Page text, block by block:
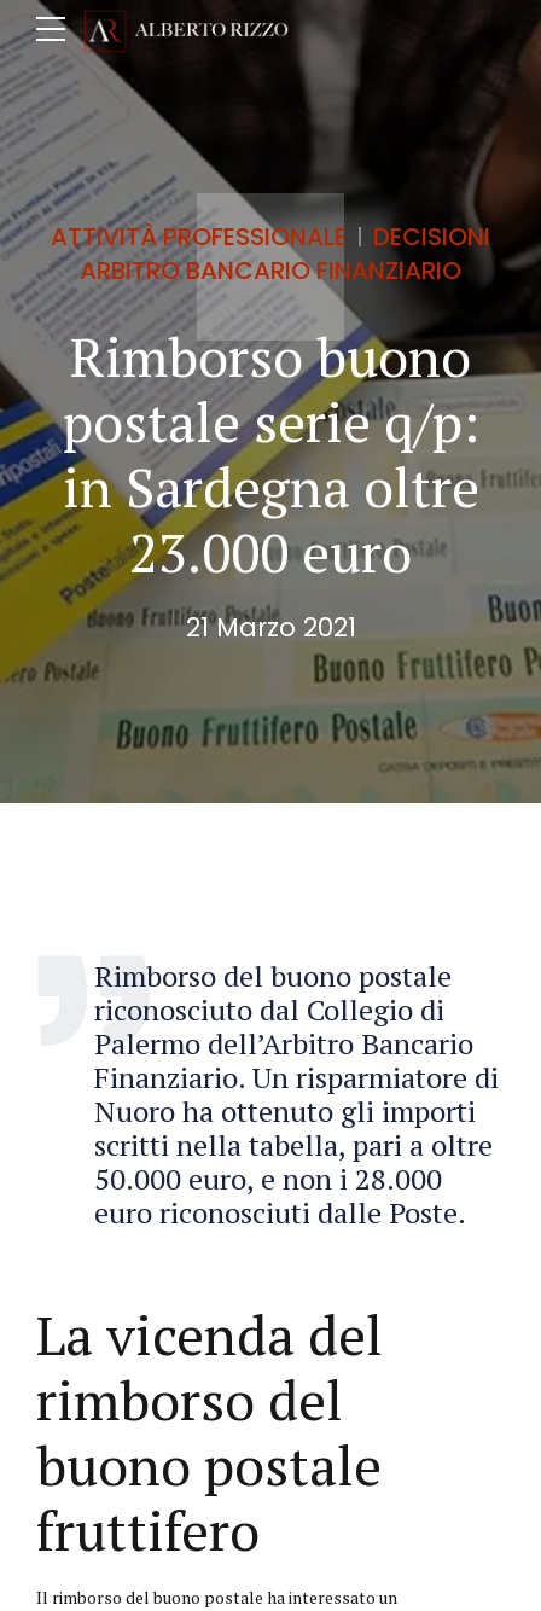
ATTIVITÀ PROFESSIONALE
DECISIONI
ARBITRO BANCARIO FINANZIARIO
Rimborso buono
postale serie q/p:
in Sardegna oltre
23.000 euro
21 Marzo 2021
Rimborso del buono postale
riconosciuto dal Collegio di
Palermo dell’Arbitro Bancario
Finanziario. Un risparmiatore di
Nuoro ha ottenuto gli importi
scritti nella tabella, pari a oltre
50.000 euro, e non i 28.000
euro riconosciuti dalle Poste.
La vicenda del
rimborso del
buono postale
fruttifero
Il rimborso del buono postale ha interessato un